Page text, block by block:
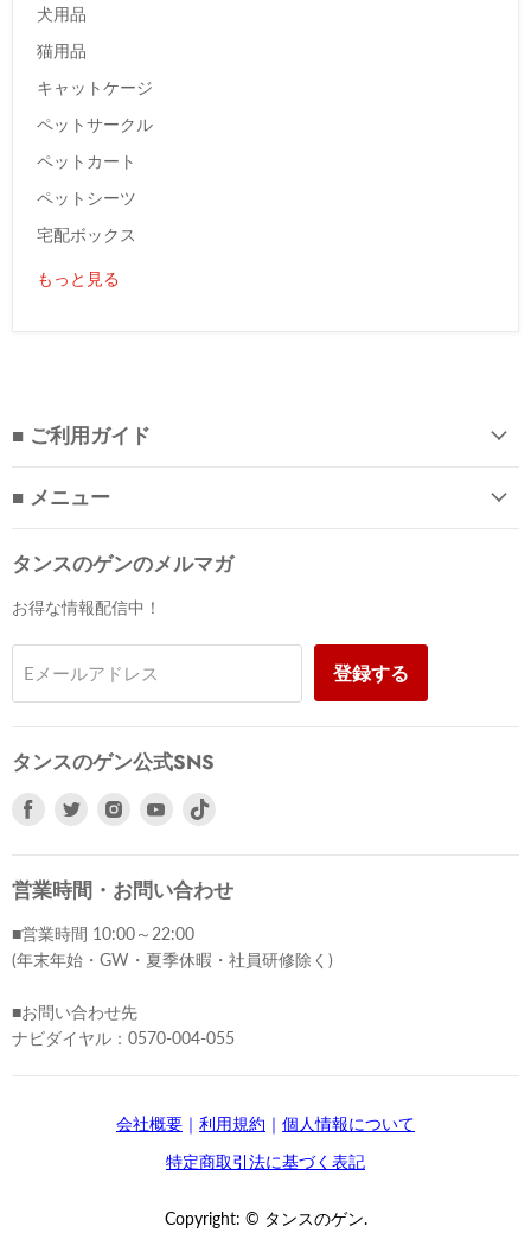
犬用品
猫用品
キャットケージ
ペットサークル
ペットカート
ペットシーツ
宅配ボックス
もっと見る
■ ご利用ガイド
■ メニュー
タンスのゲンのメルマガ
お得な情報配信中！
Eメールアドレス 登録する
タンスのゲン公式SNS
Facebook
つ
て
く
さ
い
Twitter
つ
て
く
さ
い
Instagram
つ
て
く
さ
い
Youtube
つ
て
く
い
営業時間・お問い合わせ
■営業時間 10:00～22:00
(年末年始・GW・夏季休暇・社員研修除く)
■お問い合わせ先
ナビダイヤル：0570-004-055
会社概要 ｜ 利用規約 ｜ 個人情報について
特定商取引法に基づく表記
Copyright: © タンスのゲン.